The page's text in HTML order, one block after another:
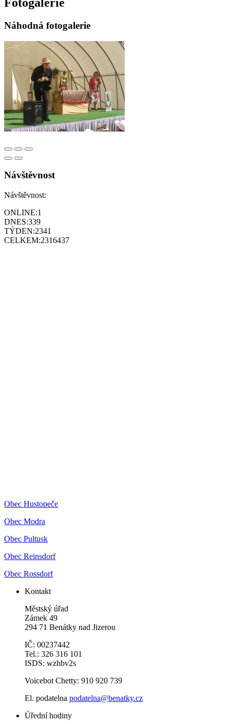
Náhodná fotogalerie
Návštěvnost
Návštěvnost:
ONLINE:1
DNES:339
TÝDEN:2341
CELKEM:2316437
Obec Hustopeče
Obec Modra
Obec Pultusk
Obec Reinsdorf
Obec Rossdorf
Kontakt
Městský úřad
Zámek 49
294 71 Benátky nad Jizerou
IČ: 00237442
Tel.: 326 316 101
ISDS: wzhbv2s
Voicebot Chetty: 910 920 739
El. podatelna podatelna@benatky.cz
Úřední hodiny